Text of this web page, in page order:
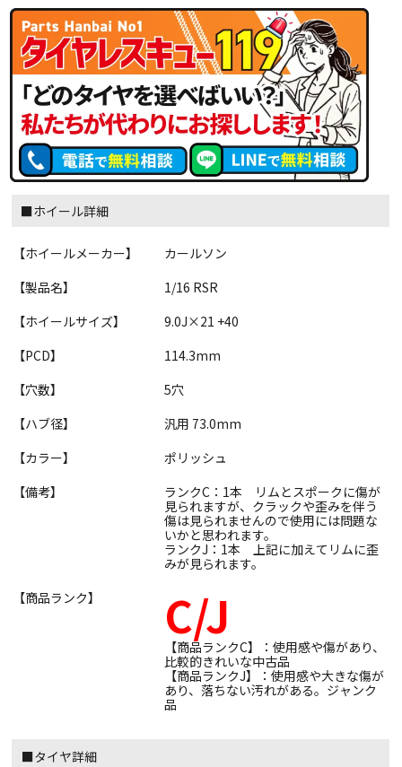
■ホイール詳細
【ホイールメーカー】
カールソン
【製品名】
1/16 RSR
【ホイールサイズ】
9.0J×21 +40
【PCD】
114.3mm
【穴数】
5穴
【ハブ径】
汎用 73.0mm
【カラー】
ポリッシュ
【備考】
ランクC：1本 リムとスポークに傷が
見られますが、クラックや歪みを伴う
傷は見られませんので使用には問題な
いかと思われます。
ランクJ：1本 上記に加えてリムに歪
みが見られます。
【商品ランク】
C/J
【商品ランクC】：使用感や傷があり、
比較的きれいな中古品
【商品ランクJ】：使用感や大きな傷が
あり、落ちない汚れがある。ジャンク
品
■タイヤ詳細